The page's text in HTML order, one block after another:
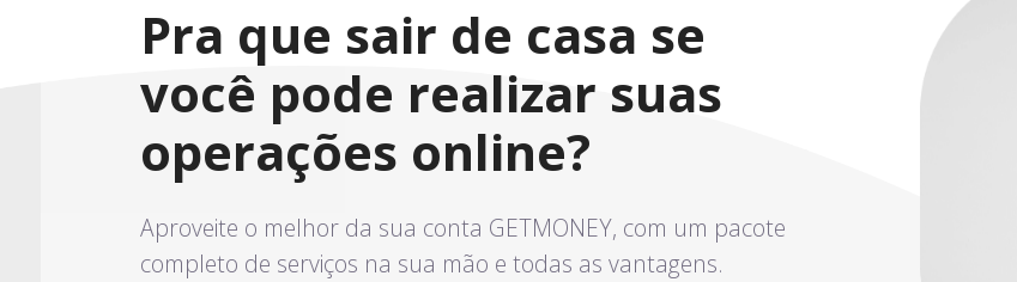
Pra que sair de casa se
você pode realizar suas
operações online?
Aproveite o melhor da sua conta GETMONEY, com um pacote
completo de serviços na sua mão e todas as vantagens.